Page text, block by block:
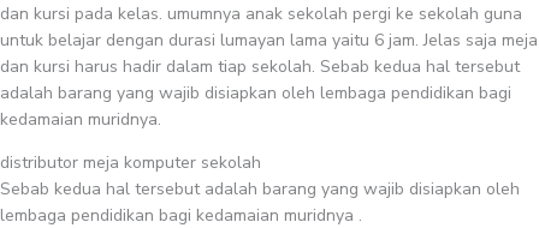
dan kursi pada kelas. umumnya anak sekolah pergi ke sekolah guna
untuk belajar dengan durasi lumayan lama yaitu 6 jam. Jelas saja meja
dan kursi harus hadir dalam tiap sekolah. Sebab kedua hal tersebut
adalah barang yang wajib disiapkan oleh lembaga pendidikan bagi
kedamaian muridnya.
distributor meja komputer sekolah
Sebab kedua hal tersebut adalah barang yang wajib disiapkan oleh
lembaga pendidikan bagi kedamaian muridnya .